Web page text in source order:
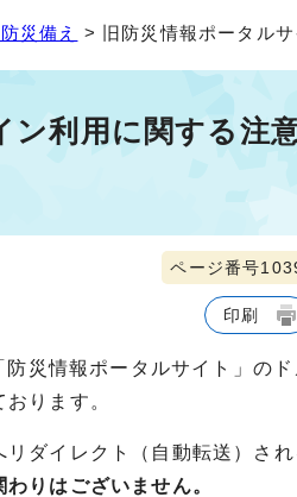
災備え > 旧防災情報ポータル
ン利用に関する注
ページ番号
印刷
災情報ポータルサイト」の
ります。
ダイレクト（自動転送）さ
りはございません。